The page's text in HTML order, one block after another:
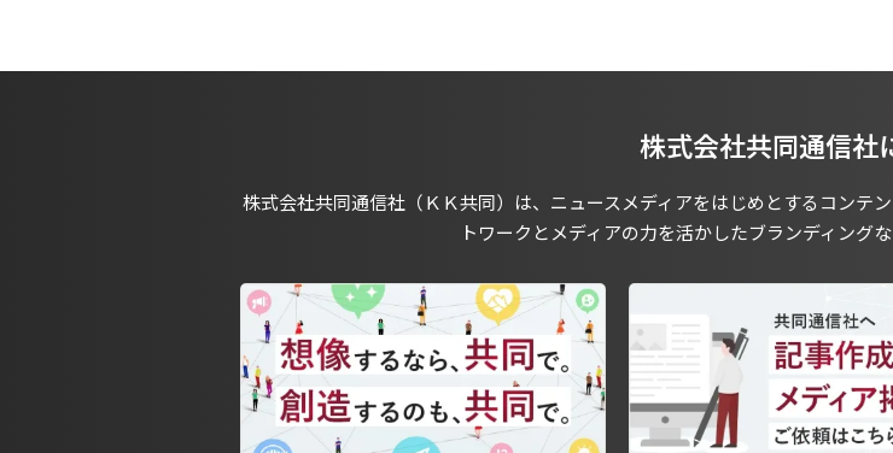
株式会社共同通信社
株式会社共同通信社（ＫＫ共同）は、ニュースメディアをはじめとするコンテ
トワークとメディアの力を活かしたブランディング